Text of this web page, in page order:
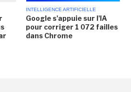
INTELLIGENCE ARTIFICIELLE
Google s'appuie sur l'IA
pour corriger 1 072 failles
dans Chrome